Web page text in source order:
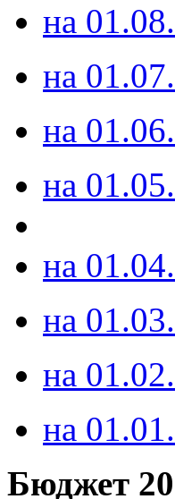
на
на
на
на
на
на
на
на
Бюджет